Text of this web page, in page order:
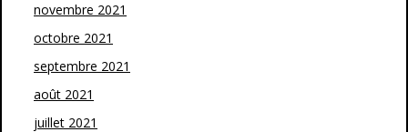
novembre 2021
octobre 2021
septembre 2021
août 2021
juillet 2021